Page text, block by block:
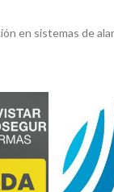
en sistemas de